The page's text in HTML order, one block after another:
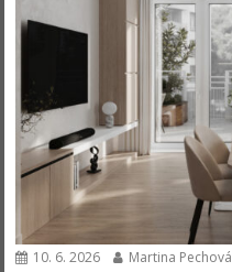
10. 6. 2026 Martina Pechová